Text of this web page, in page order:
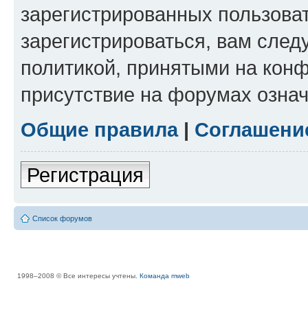
зарегистрированных
зарегистрироваться, вам
политикой, принятыми на
присутствие на форумах
Общие правила|
Регистрация
Список форумов
1998–2008 © Все интересы учтены. Команда mweb